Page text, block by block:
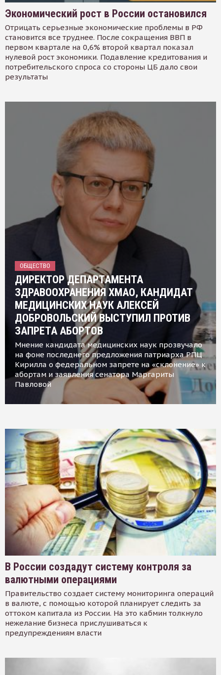
Экономический рост в России остановился
Отрицать серьезные экономические проблемы в РФ
становится все труднее. После сокращения ВВП в
первом квартале на 0,6% второй квартал показал
нулевой рост экономики. Подавление кредитования и
потребительского спроса со стороны ЦБ дало свои
результаты
ОБЩЕСТВО
ДИРЕКТОР ДЕПАРТАМЕНТА
ЗДРАВООХРАНЕНИЯ ХМАО, КАНДИДАТ
МЕДИЦИНСКИХ НАУК АЛЕКСЕЙ
ДОБРОВОЛЬСКИЙ ВЫСТУПИЛ ПРОТИВ
ЗАПРЕТА АБОРТОВ
Мнение кандидата медицинских наук прозвучало
на фоне последнего предложения патриарха РПЦ
Кирилла о федеральном запрете на «склонение» к
абортам и заявления сенатора Маргариты
Павловой
В России создадут систему контроля за
валютными операциями
Правительство создает систему мониторинга операций
в валюте, с помощью которой планирует следить за
оттоком капитала из России. На это кабмин толкнуло
нежелание бизнеса прислушиваться к
предупреждениям власти